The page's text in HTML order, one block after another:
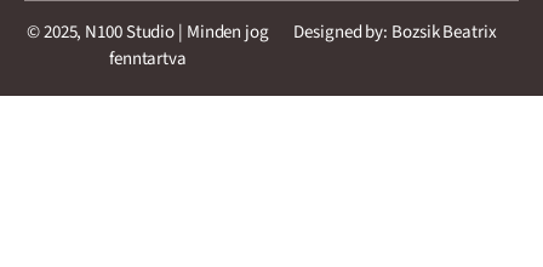
© 2025, N100 Studio | Minden jog
fenntartva
Designed by: Bozsik Beatrix